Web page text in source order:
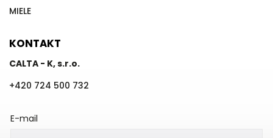
MIELE
KONTAKT
CALTA - K, s.r.o.
+420 724 500 732
E-mail